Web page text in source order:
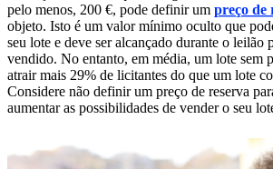
pelo menos, 200 €, pode definir um preço de
objeto. Isto é um valor mínimo oculto que
seu lote e deve ser alcançado durante o leilão
vendido. No entanto, em média, um lote sem
atrair mais 29% de licitantes do que um lote
Considere não definir um preço de reserva
aumentar as possibilidades de vender o seu